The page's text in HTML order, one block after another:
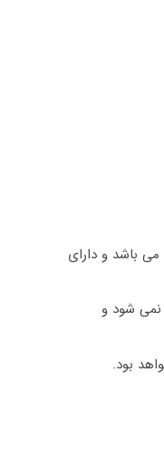
می باشد و دارای
نمی شود و
بود.